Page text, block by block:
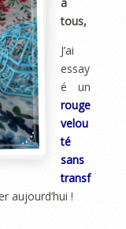
tous,
J’ai
essay
é un
rouge
velou
té
sans
transf
aujourd’hui !